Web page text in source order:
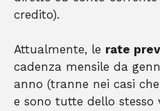
credito).
Attualmente, le rate
cadenza mensile da
anno (tranne nei casi
e sono tutte dello stesso